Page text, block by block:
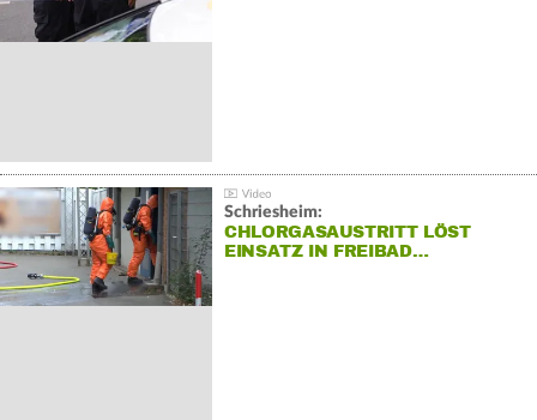
Schriesheim:
CHLORGASAUSTRITT LÖST
EINSATZ IN FREIBAD…